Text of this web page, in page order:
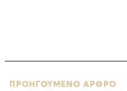
ΠΡΟΗΓΟΥΜΕΝΟ ΑΡΘΡΟ